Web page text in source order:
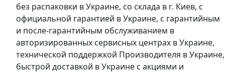
без распаковки в Украине, со склада в г. Киев, с
официальной гарантией в Украине, с гарантийным
и после-гарантийным обслуживанием в
авторизированных сервисных центрах в Украине,
технической поддержкой Производителя в Украине,
быстрой доставкой в Украине с акциями и